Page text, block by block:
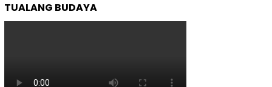
TUALANG BUDAYA